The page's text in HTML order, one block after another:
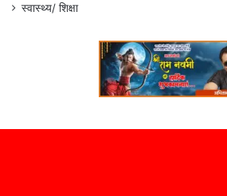
स्वास्थ्य/ शिक्षा